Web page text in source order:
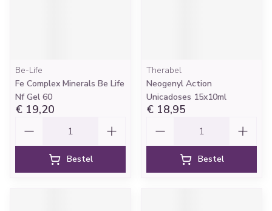
Be-Life
Fe Complex Minerals Be Life
Nf Gel 60
€ 19,20
Bestel
Therabel
Neogenyl Action
Unicadoses 15x10ml
€ 18,95
Bestel